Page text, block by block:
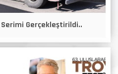
Gerçekleştirildi..